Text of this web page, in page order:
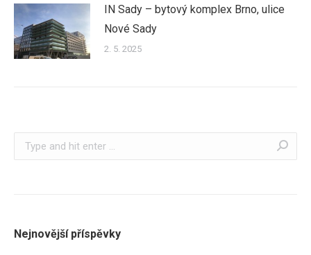
IN Sady – bytový komplex Brno, ulice
Nové Sady
2. 5. 2025
Search:
Nejnovější příspěvky